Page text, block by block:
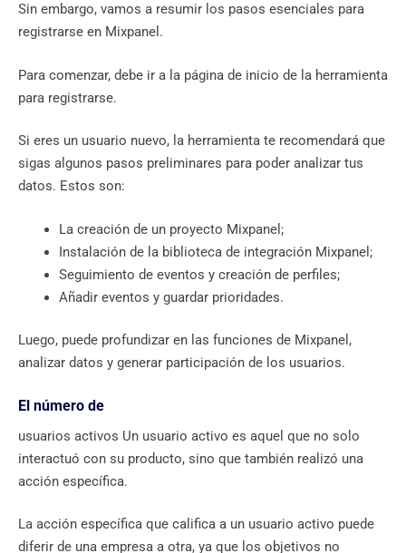
Sin embargo, vamos a resumir los pasos esenciales para
registrarse en Mixpanel.
Para comenzar, debe ir a la página de inicio de la herramienta
para registrarse.
Si eres un usuario nuevo, la herramienta te recomendará que
sigas algunos pasos preliminares para poder analizar tus
datos. Estos son:
La creación de un proyecto Mixpanel;
Instalación de la biblioteca de integración Mixpanel;
Seguimiento de eventos y creación de perfiles;
Añadir eventos y guardar prioridades.
Luego, puede profundizar en las funciones de Mixpanel,
analizar datos y generar participación de los usuarios.
El número de
usuarios activos Un usuario activo es aquel que no solo
interactuó con su producto, sino que también realizó una
acción específica.
La acción específica que califica a un usuario activo puede
diferir de una empresa a otra, ya que los objetivos no